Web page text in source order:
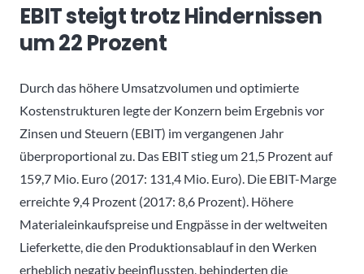
EBIT steigt trotz Hindernissen
um 22 Prozent
Durch das höhere Umsatzvolumen und optimierte
Kostenstrukturen legte der Konzern beim Ergebnis vor
Zinsen und Steuern (EBIT) im vergangenen Jahr
überproportional zu. Das EBIT stieg um 21,5 Prozent auf
159,7 Mio. Euro (2017: 131,4 Mio. Euro). Die EBIT-Marge
erreichte 9,4 Prozent (2017: 8,6 Prozent). Höhere
Materialeinkaufspreise und Engpässe in der weltweiten
Lieferkette, die den Produktionsablauf in den Werken
erheblich negativ beeinflussten, behinderten die